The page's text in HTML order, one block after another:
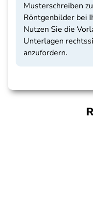
Musterschreiben
Röntgenbilder bei
Nutzen Sie die
Unterlagen
anzufordern.